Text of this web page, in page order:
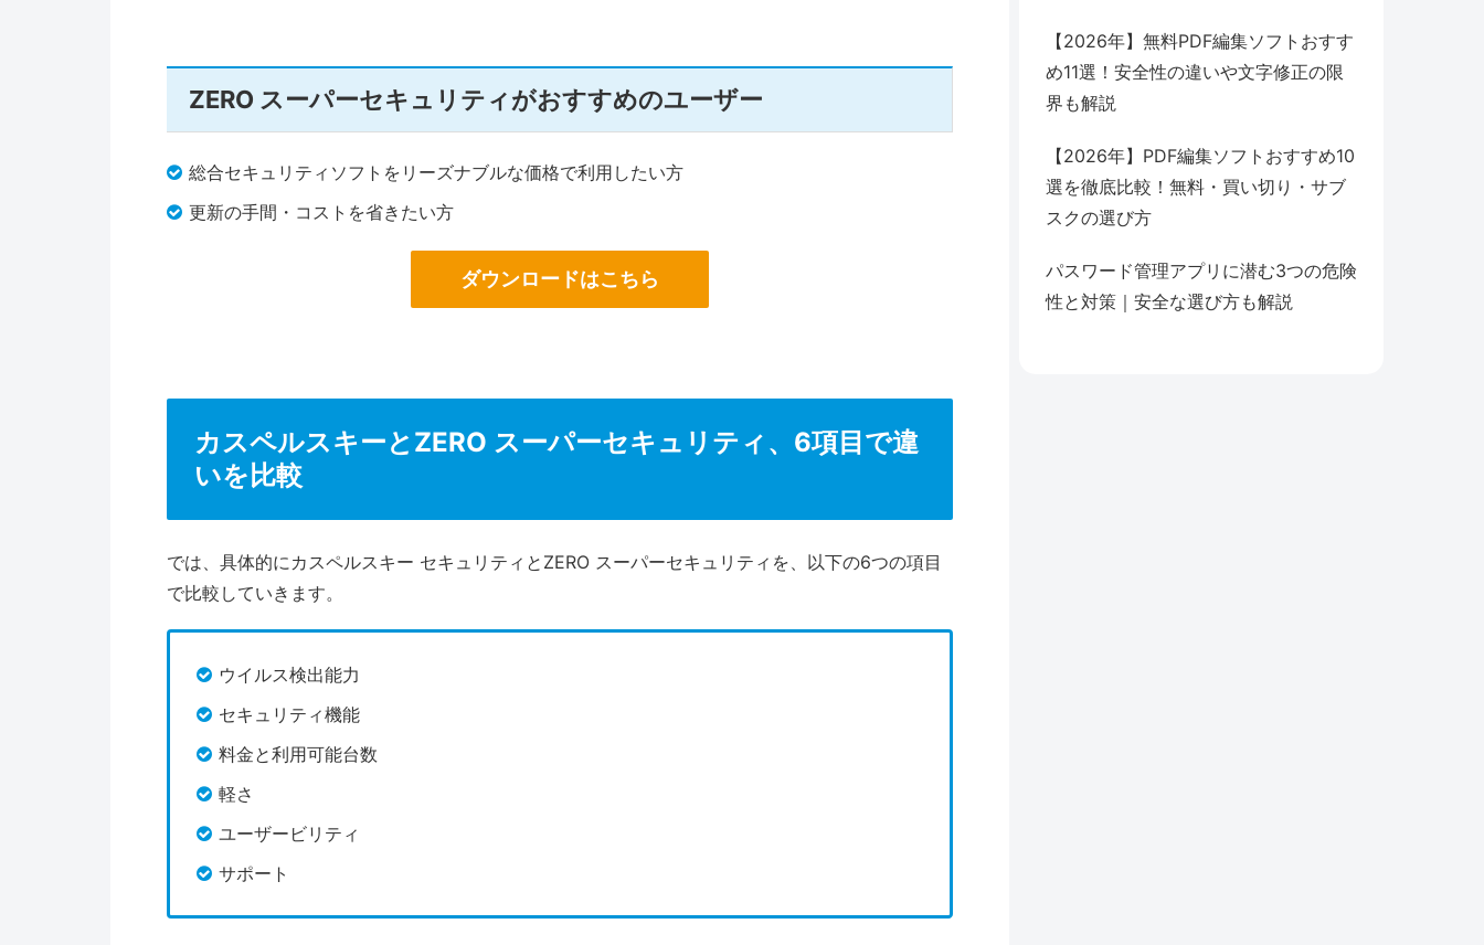
ZERO スーパーセキュリティがおすすめのユーザー
総合セキュリティソフトをリーズナブルな価格で利用したい方
更新の手間・コストを省きたい方
ダウンロードはこちら
カスペルスキーとZERO スーパーセキュリティ、6項目で違
いを比較
では、具体的にカスペルスキー セキュリティとZERO スーパーセキュリティを、以下の6つの項目
で比較していきます。
ウイルス検出能力
セキュリティ機能
料金と利用可能台数
軽さ
ユーザービリティ
サポート
【2026年】無料PDF編集ソフトおすす
め11選！安全性の違いや文字修正の限
界も解説
【2026年】PDF編集ソフトおすすめ10
選を徹底比較！無料・買い切り・サブ
スクの選び方
パスワード管理アプリに潜む3つの危険
性と対策｜安全な選び方も解説